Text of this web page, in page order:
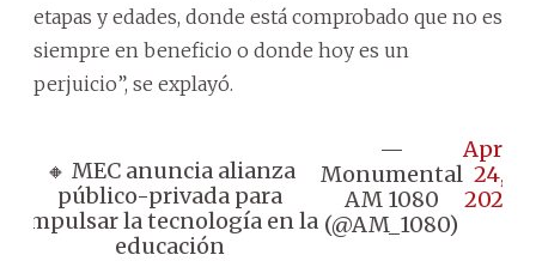
etapas y edades, donde está comprobado que no es
siempre en beneficio o donde hoy es un
perjuicio”, se explayó.
🔸 MEC anuncia alianza
público-privada para
impulsar la tecnología en la
educación
—
Monumental
AM 1080
(@AM_1080)
April
24,
2025